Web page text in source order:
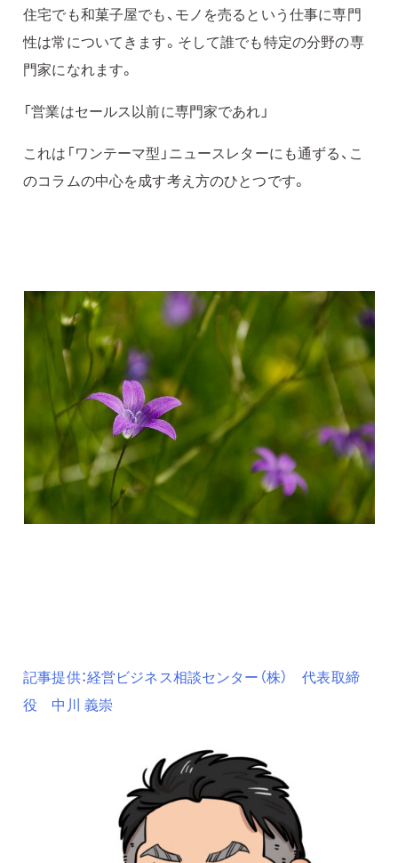
住宅でも和菓子屋でも、モノを売るという仕事に専門
性は常についてきます。そして誰でも特定の分野の専
門家になれます。
「営業はセールス以前に専門家であれ」
これは「ワンテーマ型」ニュースレターにも通ずる、こ
のコラムの中心を成す考え方のひとつです。
記事提供：経営ビジネス相談センター（株） 代表取締
役 中川 義崇